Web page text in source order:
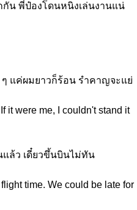
น พี่ป๋องโดนหนิงเล่นงานแน่
แค่ผมยาวก็ร้อน รำคาญจะแย่
it were me, I couldn't stand it
แล้ว เดี๋ยวขึ้นบินไม่ทัน
time. We could be late for